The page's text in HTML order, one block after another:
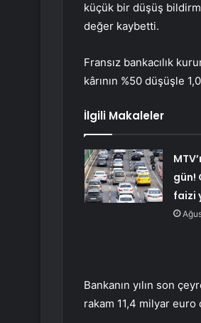
küçük bir düşüş
değer kaybetti.
Fransız bankacılık
kârının %50 düşüşle
İlgili Makaleler
gün!
faizi
Bankanın yılın son
rakam 11,4 milyar euro